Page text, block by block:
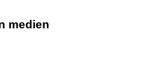
medien